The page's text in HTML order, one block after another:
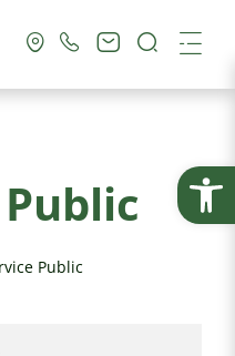
Ouvrir
Public